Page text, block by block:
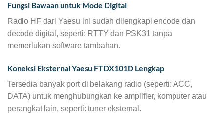
Fungsi Bawaan untuk Mode Digital
Radio HF dari Yaesu ini sudah dilengkapi encode dan
decode digital, seperti: RTTY dan PSK31 tanpa
memerlukan software tambahan.
Koneksi Eksternal Yaesu FTDX101D Lengkap
Tersedia banyak port di belakang radio (seperti: ACC,
DATA) untuk menghubungkan ke amplifier, komputer atau
perangkat lain, seperti: tuner eksternal.